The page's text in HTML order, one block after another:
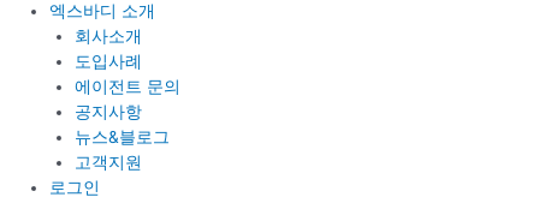
엑스바디 소개
회사소개
도입사례
에이전트 문의
공지사항
뉴스&블로그
고객지원
로그인